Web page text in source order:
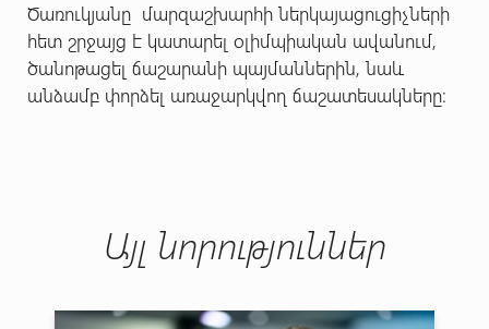
Ծառուկյանը մարզաշխարհի ներկայացուցիչների
հետ շրջայց է կատարել օլիմպիական ավանում,
ծանոթացել ճաշարանի պայմաններին, նաև
անձամբ փորձել առաջարկվող ճաշատեսակները:
Այլ նորություններ